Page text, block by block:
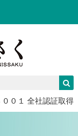
０１ 全社認証取得